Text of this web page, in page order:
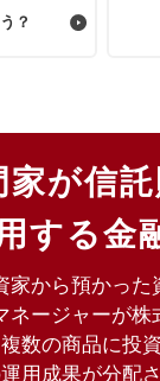
？
家が信
する金
家から預かった
ネージャーが株
複数の商品に投資
用成果が分配さ